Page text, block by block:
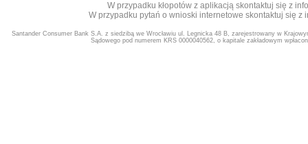
W przypadku kłopotów z aplikacją skontaktuj się z
W przypadku pytań o wnioski internetowe skontaktuj się
Santander Consumer Bank S.A. z siedzibą we Wrocławiu ul. Legnicka 48 B, zarejestrowany w
Sądowego pod numerem KRS 0000040562, o kapitale zakładowym